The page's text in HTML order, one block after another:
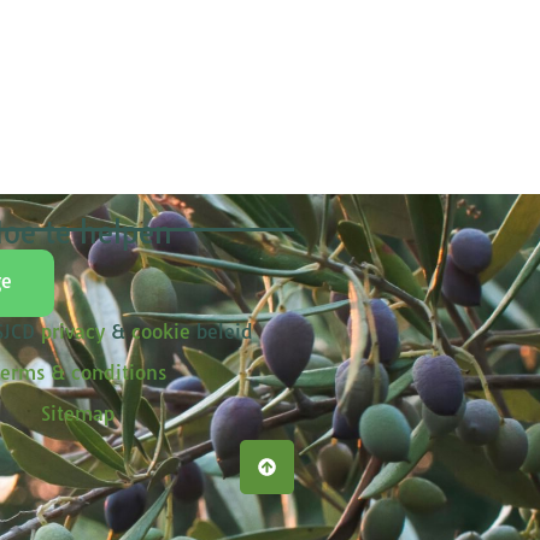
te helpen
privacy& cookiebeleid
& conditions
Sitemap